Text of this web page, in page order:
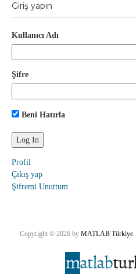
Giriş yapın
Kullanıcı Adı
Şifre
Beni Hatırla
Profil
Çıkış yap
Şifremi Unuttum
Copyright © 2026 by MATLAB Türkiye